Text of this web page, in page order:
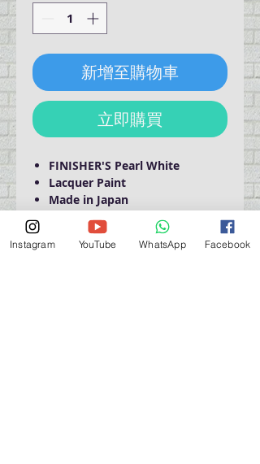
新增至購物車
立即購買
FINISHER'S Pearl White
Lacquer Paint
Made in Japan
Domestic Shipping Only
Instagram YouTube WhatsApp Facebook